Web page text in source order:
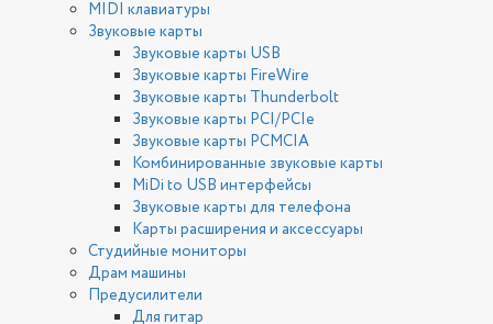
MIDI клавиатуры
Звуковые карты
Звуковые карты USB
Звуковые карты FireWire
Звуковые карты Thunderbolt
Звуковые карты PCI/PCIe
Звуковые карты PCMCIA
Комбинированные звуковые карты
MiDi to USB интерфейсы
Звуковые карты для телефона
Карты расширения и аксессуары
Студийные мониторы
Драм машины
Предусилители
Для гитар